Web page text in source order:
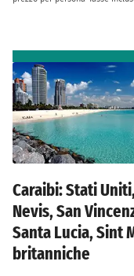
Caraibi: Stati
Nevis, San
Santa Lucia, Sint
britanniche